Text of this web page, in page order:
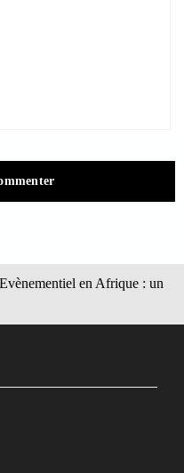
Evènementiel en Afrique : un